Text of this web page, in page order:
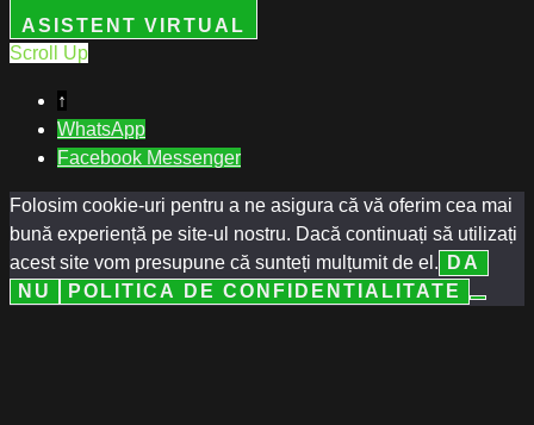
ASISTENT VIRTUAL
Scroll Up
↑
WhatsApp
Facebook Messenger
Folosim cookie-uri pentru a ne asigura că vă oferim cea mai
bună experiență pe site-ul nostru. Dacă continuați să utilizați
acest site vom presupune că sunteți mulțumit de el.
DA
NU
POLITICA DE CONFIDENTIALITATE